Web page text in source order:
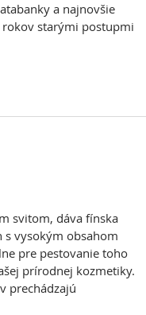
a najnovšie
rokov starými postupmi
svitom, dáva fínska
vysokým obsahom
pre pestovanie toho
prírodnej kozmetiky.
prechádzajú